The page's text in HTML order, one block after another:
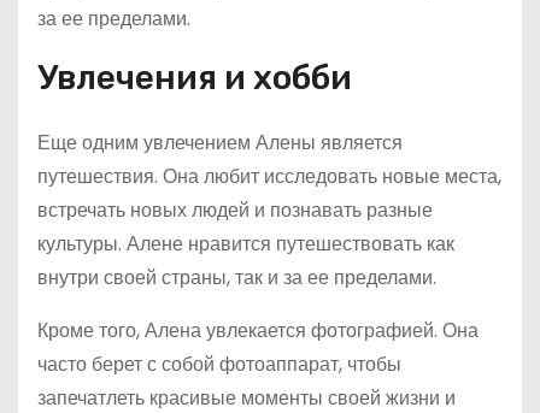
за ее пределами.
Увлечения и хобби
Еще одним увлечением Алены является
путешествия. Она любит исследовать новые места,
встречать новых людей и познавать разные
культуры. Алене нравится путешествовать как
внутри своей страны, так и за ее пределами.
Кроме того, Алена увлекается фотографией. Она
часто берет с собой фотоаппарат, чтобы
запечатлеть красивые моменты своей жизни и